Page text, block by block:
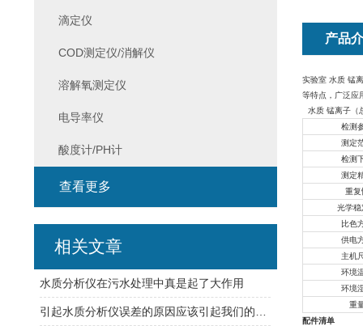
产品
实验室 水质 锰
等特点，广泛应
水质 锰离子（
检测
测定
检测
测定
重复
光学稳
比色
供电
主机
环境
环境
重
配件清单
滴定仪
COD测定仪/消解仪
溶解氧测定仪
电导率仪
酸度计/PH计
查看更多
相关文章
水质分析仪在污水处理中真是起了大作用